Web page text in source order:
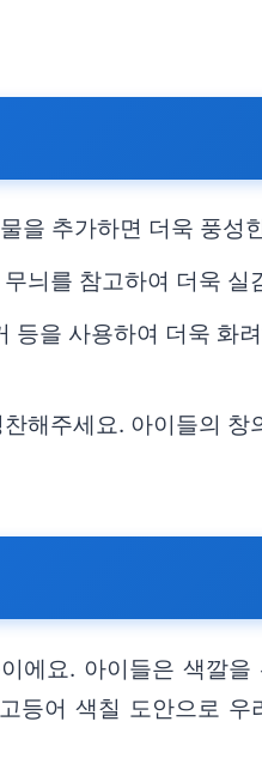
을 추가하면 더욱 풍성
늬를 참고하여 더욱 실
을 사용하여 더욱 화
해주세요. 아이들의 창
에요. 아이들은 색깔을
등어 색칠 도안으로